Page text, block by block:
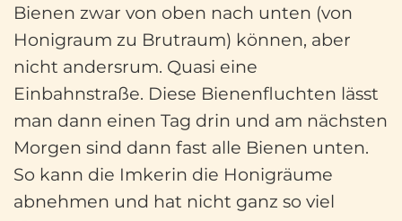
Bienen zwar von oben nach unten (von
Honigraum zu Brutraum) können, aber
nicht andersrum. Quasi eine
Einbahnstraße. Diese Bienenfluchten lässt
man dann einen Tag drin und am nächsten
Morgen sind dann fast alle Bienen unten.
So kann die Imkerin die Honigräume
abnehmen und hat nicht ganz so viel